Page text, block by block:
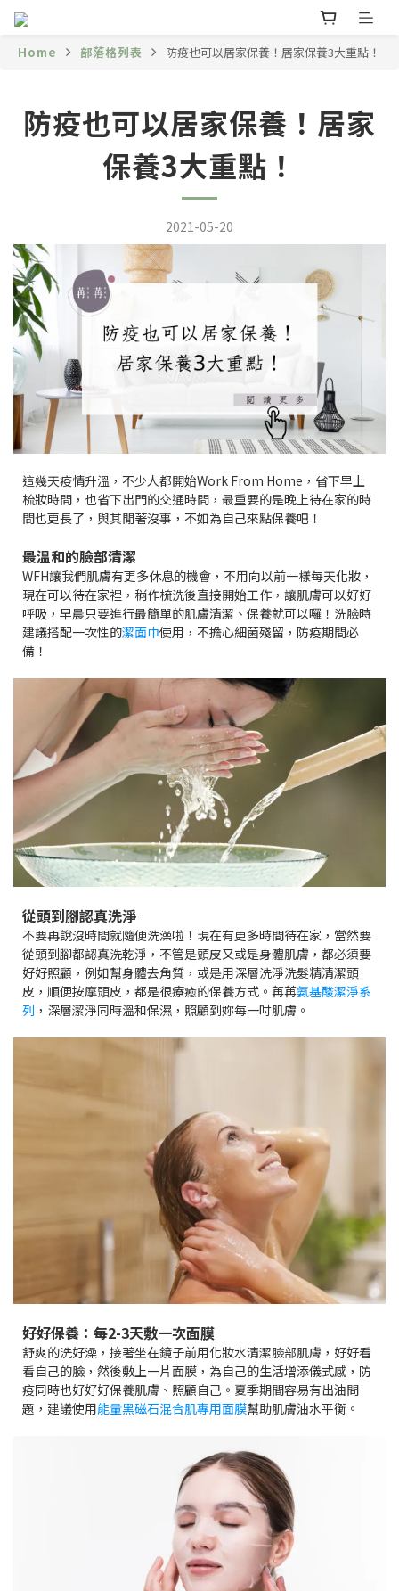
Home 部落格列表 防疫也可以居家保養！居家保養3大重點！
防疫也可以居家保養！居家
保養3大重點！
2021-05-20
這幾天疫情升溫，不少人都開始Work From Home，省下早上
梳妝時間，也省下出門的交通時間，最重要的是晚上待在家的時
間也更長了，與其閒著沒事，不如為自己來點保養吧！
最溫和的臉部清潔
WFH讓我們肌膚有更多休息的機會，不用向以前一樣每天化妝，
現在可以待在家裡，稍作梳洗後直接開始工作，讓肌膚可以好好
呼吸，早晨只要進行最簡單的肌膚清潔、保養就可以囉！洗臉時
建議搭配一次性的潔面巾使用 ，不擔心細菌殘留，防疫期間必
備！
從頭到腳認真洗淨
不要再說沒時間就隨便洗澡啦！現在有更多時間待在家，當然要
從頭到腳都認真洗乾淨，不管是頭皮又或是身體肌膚，都必須要
好好照顧，例如幫身體去角質，或是用深層洗淨洗髮精清潔頭
皮，順便按摩頭皮，都是很療癒的保養方式。苒苒氨基酸潔淨系
列 ，深層潔淨同時溫和保濕，照顧到妳每一吋肌膚。
好好保養：每2-3天敷一次面膜
舒爽的洗好澡，接著坐在鏡子前用化妝水清潔臉部肌膚，好好看
看自己的臉，然後敷上一片面膜，為自己的生活增添儀式感，防
疫同時也好好好保養肌膚、照顧自己。夏季期間容易有出油問
題，建議使用能量黑磁石混合肌專用面膜幫助肌膚油水平衡。